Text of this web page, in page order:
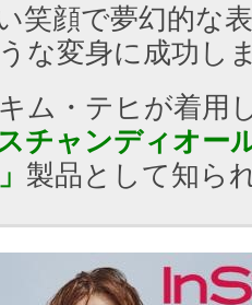
笑顔で夢幻的な
な変身に成功し
ム・テヒが着用
スチャンディオー
製品として知ら